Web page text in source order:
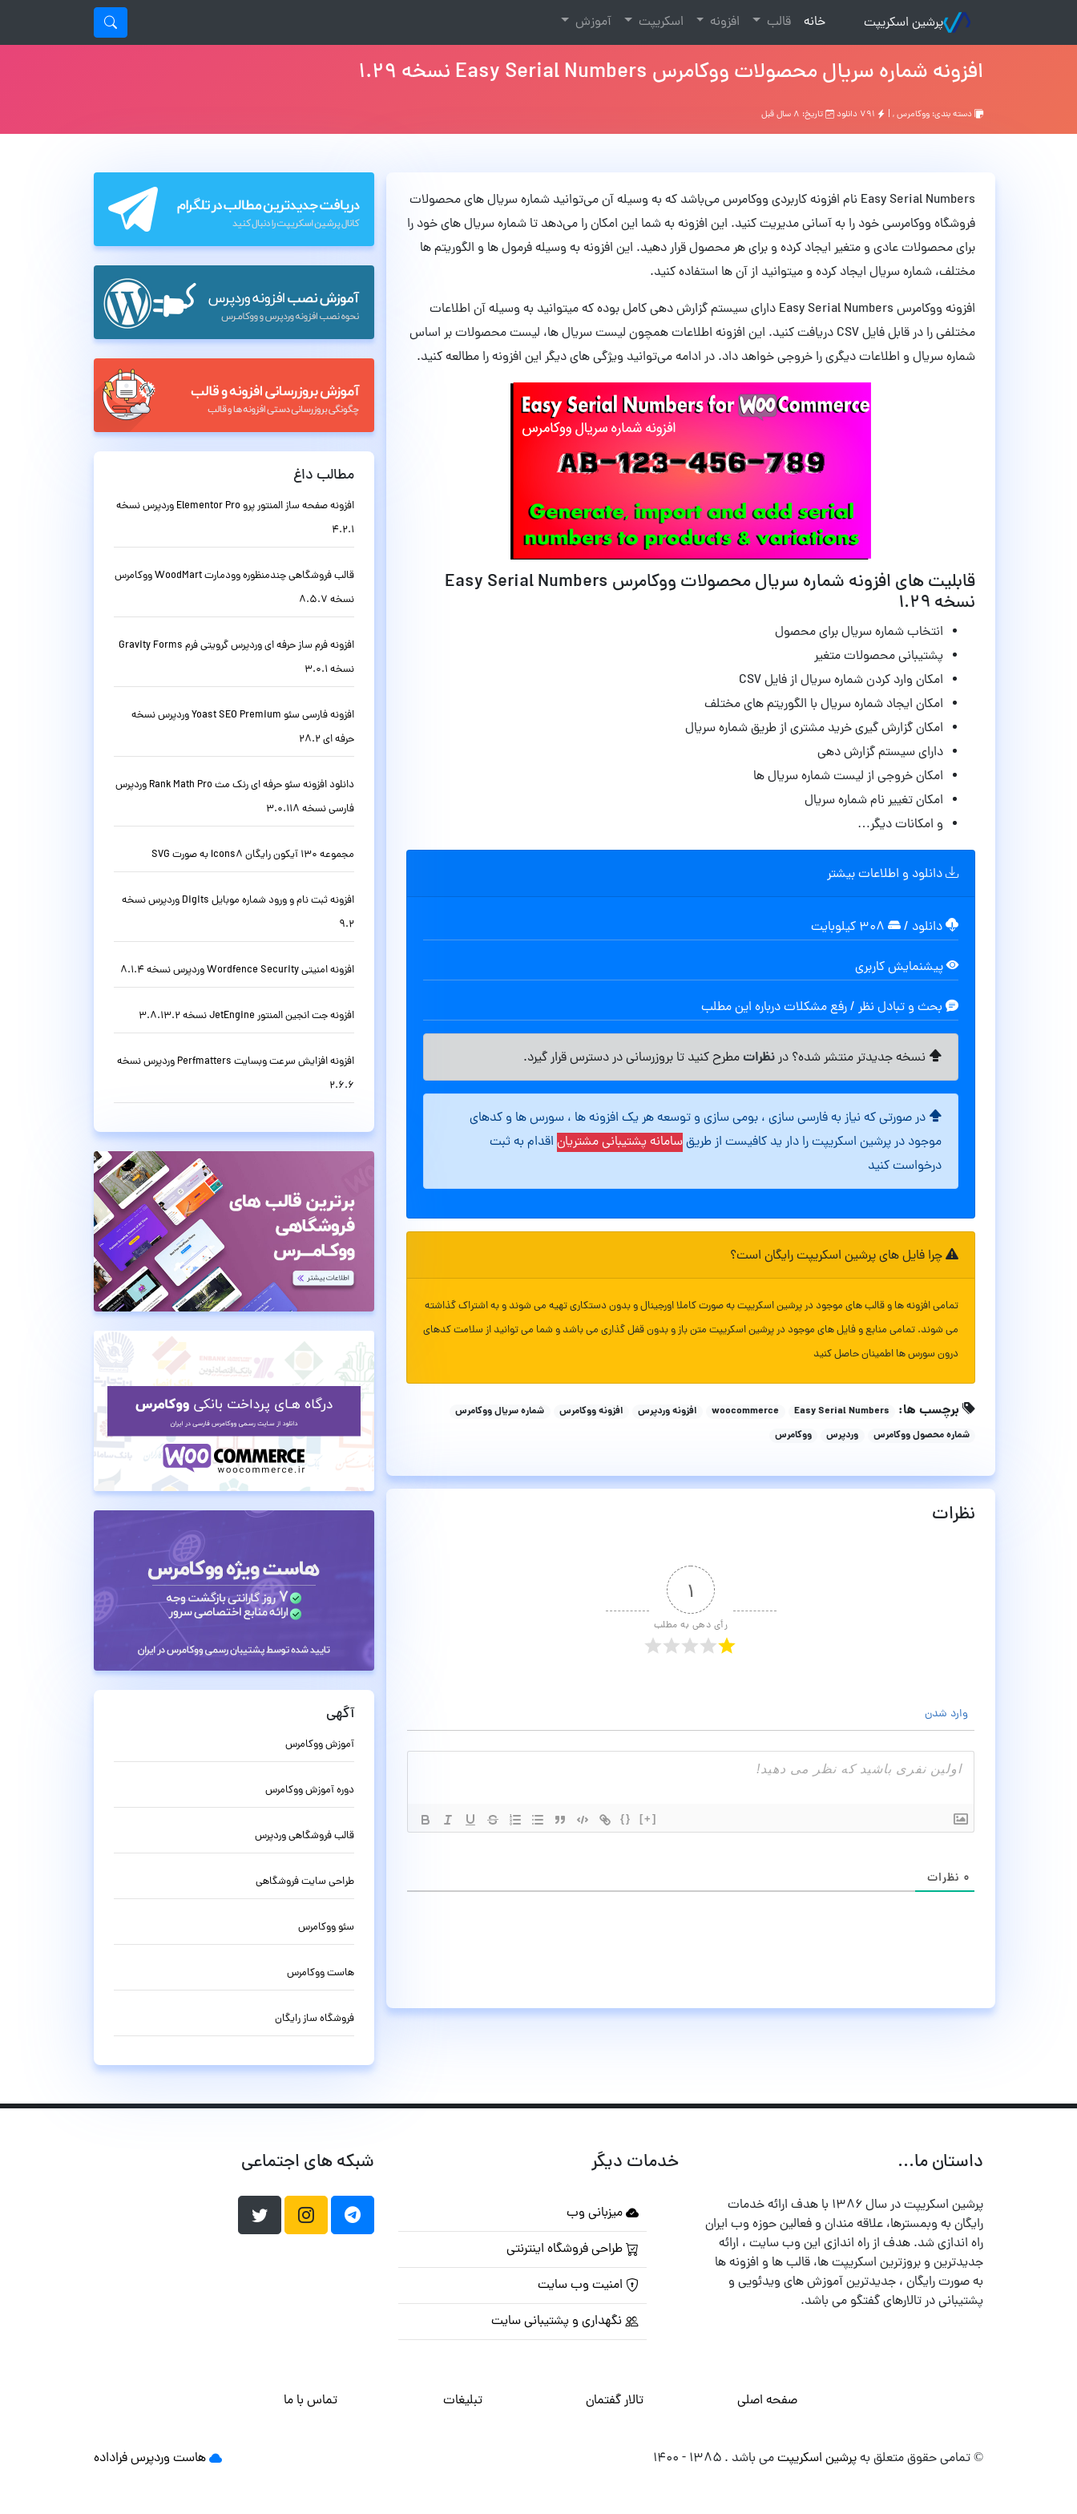
پرشین اسکریپت خانه
(current) قالب افزونه اسکریپت آموزش
افزونه شماره سریال محصولات ووکامرس Easy Serial Numbers نسخه 1.29
دسته بندی: ووکامرس, | تاریخ: ۸ سال قبل
Easy Serial Numbers نام افزونه کاربردی ووکامرس می‌باشد که به وسیله آن می‌توانید شماره سریال های محصولات
فروشگاه ووکامرسی خود را به آسانی مدیریت کنید. این افزونه به شما این امکان را می‌دهد تا شماره سریال های خود را
برای محصولات عادی و متغیر ایجاد کرده و برای هر محصول قرار دهید. این افزونه به وسیله فرمول ها و الگوریتم ها
مختلف، شماره سریال ایجاد کرده و میتوانید از آن ها استفاده کنید.
افزونه ووکامرس Easy Serial Numbers دارای سیستم گزارش دهی کامل بوده که میتوانید به وسیله آن اطلاعات
مختلفی را در قابل فایل CSV دریافت کنید. این افزونه اطلاعات همچون لیست سریال ها، لیست محصولات بر اساس
شماره سریال و اطلاعات دیگری را خروجی خواهد داد. در ادامه می‌توانید ویژگی های دیگر این افزونه را مطالعه کنید.
قابلیت های افزونه شماره سریال محصولات ووکامرس Easy Serial Numbers
نسخه 1.29
انتخاب شماره سریال برای محصول
پشتیبانی محصولات متغیر
امکان وارد کردن شماره سریال از فایل CSV
امکان ایجاد شماره سریال با الگوریتم های مختلف
امکان گزارش گیری خرید مشتری از طریق شماره سریال
دارای سیستم گزارش دهی
امکان خروجی از لیست شماره سریال ها
امکان تغییر نام شماره سریال
و امکانات دیگر…
دانلود و اطلاعات بیشتر
دانلود /
پیشنمایش کاربری
بحث و تبادل نظر / رفع مشکلات درباره این مطلب
نسخه جدیدتر منتشر شده؟ درنظراتمطرح کنید تا بروزرسانی در دسترس قرار گیرد.
در صورتی که نیاز به فارسی سازی ، بومی سازی و توسعه هر یک افزونه ها ، سورس ها و کدهای
موجود در پرشین اسکریپت را دار ید کافیست از طریقسامانه پشتیبانی مشتریان اقدام به ثبت
درخواست کنید
چرا فایل های پرشین اسکریپت رایگان است؟
تمامی افزونه ها و قالب های موجود در پرشین اسکریپت به صورت کاملا اورجینال و بدون دستکاری تهیه می شوند و به اشتراک گذاشته
می شوند. تمامی منابع و فایل های موجود در پرشین اسکریپت متن باز و بدون قفل گذاری می باشد و شما می توانید از سلامت کدهای
درون سورس ها اطمینان حاصل کنید
برچسب ها: Easy Serial Numbers
woocommerce افزونه وردپرس افزونه ووکامرس
شماره سریال ووکامرس
شماره محصول ووکامرس
وردپرس ووکامرس
نظرات
۱
رأی دهی به مطلب
وارد شدن
{} [+]
۰ نظرات
مطالب داغ
افزونه صفحه ساز المنتور پرو Elementor Pro وردپرس نسخه
4.2.1
قالب فروشگاهی چندمنظوره وودمارت WoodMart ووکامرس
نسخه 8.5.7
افزونه فرم ساز حرفه ای وردپرس گرویتی فرم Gravity Forms
نسخه 3.0.1
افزونه فارسی سئو Yoast SEO Premium وردپرس نسخه
حرفه ای 28.2
دانلود افزونه سئو حرفه ای رنک مث Rank Math Pro وردپرس
فارسی نسخه 3.0.118
مجموعه 130 آیکون رایگان Icons8 به صورت SVG
افزونه ثبت نام و ورود شماره موبایل Digits وردپرس نسخه
9.2
افزونه امنیتی Wordfence Security وردپرس نسخه 8.1.4
افزونه جت انجین المنتور JetEngine نسخه 3.8.13.2
افزونه افزایش سرعت وبسایت Perfmatters وردپرس نسخه
2.6.6
آگهی
آموزش ووکامرس
دوره آموزش ووکامرس
قالب فروشگاهی وردپرس
طراحی سایت فروشگاهی
سئو ووکامرس
هاست ووکامرس
فروشگاه ساز رایگان
داستان ما...
پرشین اسکریپت در سال ۱۳۸۶ با هدف ارائه خدمات
رایگان به وبمسترها، علاقه مندان و فعالین حوزه وب ایران
راه اندازی شد. هدف از راه اندازی این وب سایت ، ارائه
جدیدترین و بروزترین اسکریپت ها، قالب ها و افزونه ها
به صورت رایگان ، جدیدترین آموزش های ویدئویی و
پشتیبانی در تالارهای گفتگو می باشد.
خدمات دیگر
میزبانی وب
طراحی فروشگاه اینترنتی
امنیت وب سایت
نگهداری و پشتیبانی سایت
شبکه های اجتماعی
صفحه اصلی تالار گفتمان تبلیغات تماس با ما
© تمامی حقوق متعلق بهپرشین اسکریپتمی باشد . ۱۳۸۵ - ۱۴۰۰ هاست وردپرسفراداده